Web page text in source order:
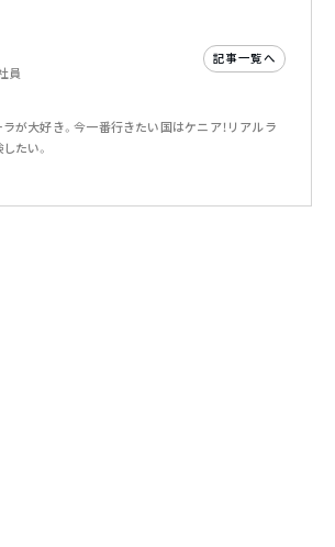
員
記事一覧へ
が大好き。今一番行きたい国はケニア！リアルラ
たい。